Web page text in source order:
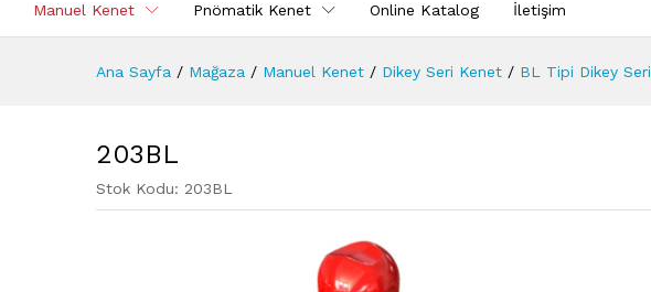
Manuel Kenet Pnömatik Kenet Online Katalog İletişim
Ana Sayfa / Mağaza / Manuel Kenet / Dikey Seri Kenet / BL Tipi Dikey Seri
203BL
Stok Kodu: 203BL